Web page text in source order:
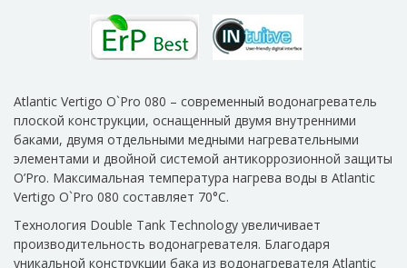
Atlantic Vertigo O`Pro 080 – современный водонагреватель
плоской конструкции, оснащенный двумя внутренними
баками, двумя отдельными медными нагревательными
элементами и двойной системой антикоррозионной защиты
O’Pro. Максимальная температура нагрева воды в Atlantic
Vertigo O`Pro 080 составляет 70°С.
Технология Double Tank Technology увеличивает
производительность водонагревателя. Благодаря
уникальной конструкции бака из водонагревателя Atlantic